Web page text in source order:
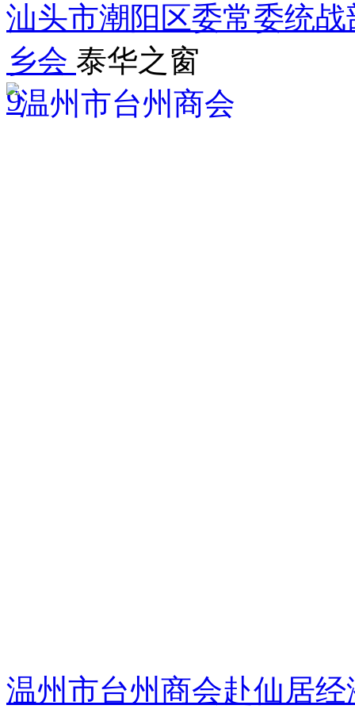
汕头市潮阳区委常委统
乡会 泰华之窗
9
温州市台州商会赴仙居